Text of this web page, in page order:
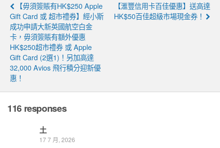
【毋須簽賬有HK$250 Apple
Gift Card 或 超市禮券】經小斯
成功申請大新英國航空白金
卡，毋須簽賬有額外優惠
HK$250超市禮券 或 Apple
Gift Card (2選1)！另加高達
32,000 Avios 飛行積分迎新優
惠！
【滙豐信用卡百佳優惠】送高達
HK$50百佳超級市場現金券！
116 responses
土
17 7 月, 2026